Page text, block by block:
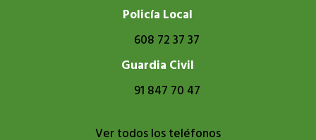
Policía Local
608 72 37 37
Guardia Civil
91 847 70 47
Ver todos los teléfonos